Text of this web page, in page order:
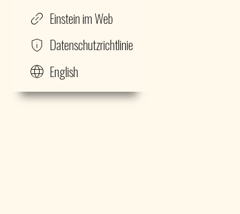
Einstein im Web
Datenschutzrichtlinie
English